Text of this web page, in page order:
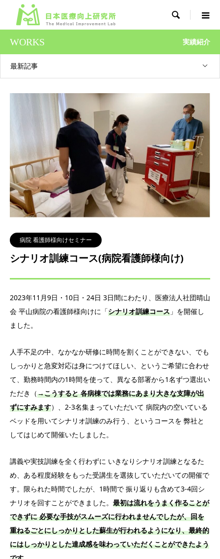

WORKS 実績紹介
最新記事
病院 看護師様向けセミナー
シナリオ訓練コース(病院看護師様向け)
2023年11月9日・10日・24日 3日間にわたり、医療法人社団晴山
会 平山病院の看護師様向けに「シナリオ訓練コース 」を開催し
ました。
人手不足の中、なかなか研修に時間を割くことができない、でも
しっかりと急変対応は身につけてほしい、というご希望に合わせ
て、勤務時間内の1時間を使って、異なる部署から1名ずつ選出い
ただき（→こうすると 各病棟では業務にあまり大きな支障が出
ずにすみます）、2-3名集まっていただいて 病院内の空いている
ベッドを用いてシナリオ訓練のみ行う、というコースを 弊社と
してはじめて開催いたしました。
講義や実技訓練を全く行わずに いきなりシナリオ訓練となるた
め、ある程度経験をもった受講生を選抜していただいての開催で
す。限られた時間でしたが、1時間で 振り返りも含めて3-4回シ
ナリオを回すことができました。 最初は流れをうまく作ることが
できずに 必要な手技がスムーズに行われませんでしたが、回を
重ねるごとにしっかりとした蘇生が行われるようになり、最終的
にはしっかりとした達成感を味わっていただくことができたよう